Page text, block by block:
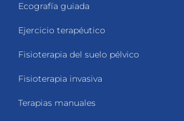
Ecografía guiada
Ejercicio terapéutico
Fisioterapia del suelo pélvico
Fisioterapia invasiva
Terapias manuales